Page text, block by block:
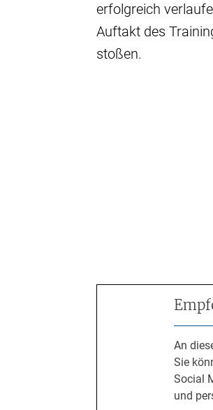
erfolgreich
Auftakt des
stoßen.
An
Sie
Social
und